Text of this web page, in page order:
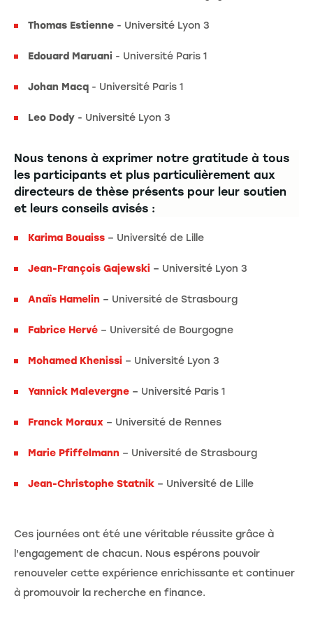
Thomas Estienne - Université Lyon 3
Edouard Maruani - Université Paris 1
Johan Macq - Université Paris 1
Leo Dody - Université Lyon 3
Nous tenons à exprimer notre gratitude à tous
les participants et plus particulièrement aux
directeurs de thèse présents pour leur soutien
et leurs conseils avisés :
Karima Bouaiss – Université de Lille
Jean-François Gajewski – Université Lyon 3
Anaïs Hamelin – Université de Strasbourg
Fabrice Hervé – Université de Bourgogne
Mohamed Khenissi – Université Lyon 3
Yannick Malevergne – Université Paris 1
Franck Moraux – Université de Rennes
Marie Pfiffelmann – Université de Strasbourg
Jean-Christophe Statnik – Université de Lille
Ces journées ont été une véritable réussite grâce à
l'engagement de chacun. Nous espérons pouvoir
renouveler cette expérience enrichissante et continuer
à promouvoir la recherche en finance.